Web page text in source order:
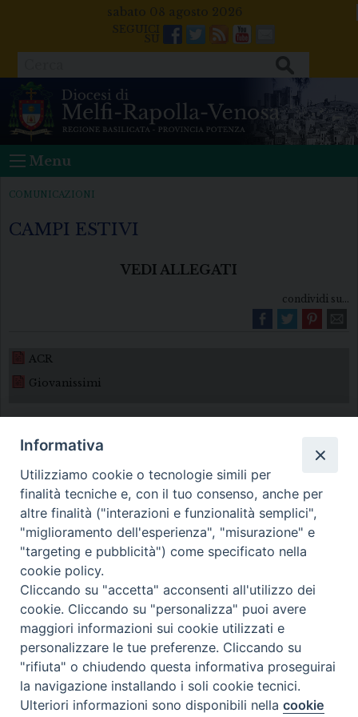
sabato 08 agosto 2026
Facebook
Twitter
FeedsYoutube
Mail
Menu
COMUNICAZIONI
CAMPI ESTIVI
VEDI ALLEGATI
condividi su...
ACR
Giovanissimi
Diocesi di Melfi Rapolla Venosa
• Largo Duomo, 12 - 85025 MELFI (PZ) •
Tel. 0972238604
PEC ufficiale della Diocesi:
diocesi.melfi_rapolla_venosa@legalmail.it
Preferenze Cookie
Informativa
Utilizziamo cookie o tecnologie simili per
finalità tecniche e, con il tuo consenso, anche per
altre finalità ("interazioni e funzionalità semplici",
"miglioramento dell'esperienza", "misurazione" e
"targeting e pubblicità") come specificato nella
cookie policy.
Cliccando su "accetta" acconsenti all'utilizzo dei
cookie. Cliccando su "personalizza" puoi avere
maggiori informazioni sui cookie utilizzati e
personalizzare le tue preferenze. Cliccando su
"rifiuta" o chiudendo questa informativa proseguirai
la navigazione installando i soli cookie tecnici.
Ulteriori informazioni sono disponibili nellacookie